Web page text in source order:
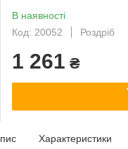
В наявності
Код: 20052
Роздріб
1 261 ₴
Характеристики